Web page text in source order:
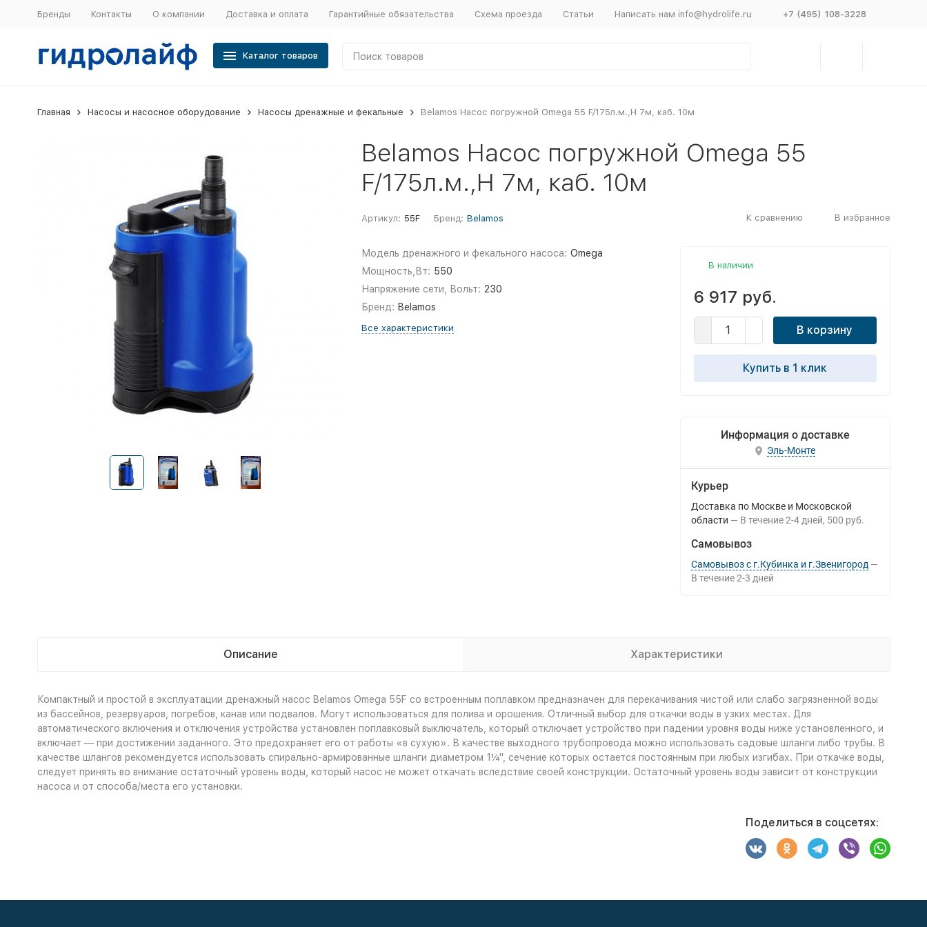
Бренды Контакты О компании Доставка и оплата Гарантийные обязательства Схема проезда Статьи Написать нам info@hydrolife.ru +7 (495) 108-3228
Каталог товаров
Главная Насосы и насосное оборудование Насосы дренажные и фекальные Belamos Насос погружной Omega 55 F/175л.м.,Н 7м, каб. 10м
Belamos Насос погружной Omega 55
F/175л.м.,Н 7м, каб. 10м
Артикул: 55F Бренд: Belamos К сравнению В избранное
Модель дренажного и фекального насоса: Omega
Мощность,Вт: 550
Напряжение сети, Вольт: 230
Бренд: Belamos
Все характеристики
В наличии
6 917 руб.
В корзину
Купить в 1 клик
Информация о доставке
Эль-Монте
Курьер
Доставка по Москве и Московской
области
В течение 2-4 дней 500 руб.
Самовывоз
Самовывоз с г.Кубинка и г.Звенигород
В течение 2-3 дней
Описание Характеристики
Компактный и простой в эксплуатации дренажный насос Belamos Omega 55F со встроенным поплавком предназначен для перекачивания чистой или слабо загрязненной воды
из бассейнов, резервуаров, погребов, канав или подвалов. Могут использоваться для полива и орошения. Отличный выбор для откачки воды в узких местах. Для
автоматического включения и отключения устройства установлен поплавковый выключатель, который отключает устройство при падении уровня воды ниже установленного, и
включает — при достижении заданного. Это предохраняет его от работы «в сухую». В качестве выходного трубопровода можно использовать садовые шланги либо трубы. В
качестве шлангов рекомендуется использовать спирально-армированные шланги диаметром 1¼", сечение которых остается постоянным при любых изгибах. При откачке воды,
следует принять во внимание остаточный уровень воды, который насос не может откачать вследствие своей конструкции. Остаточный уровень воды зависит от конструкции
насоса и от способа/места его установки.
Поделиться в соцсетях: